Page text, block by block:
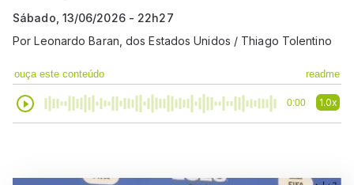
Sábado, 13/06/2026 - 22h27
PorLeonardo Baran, dos Estados Unidos / Thiago Tolentino
ouça este conteúdo readme
0:00 1.0x